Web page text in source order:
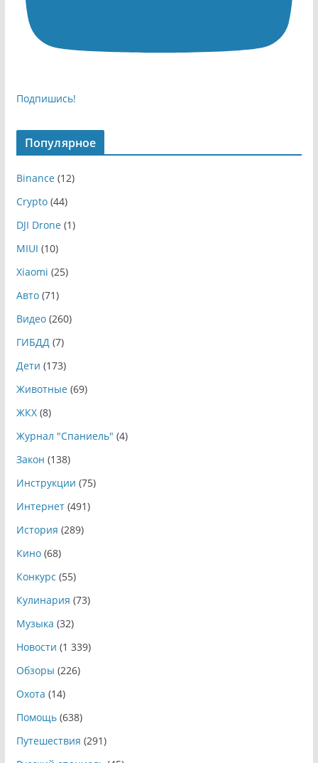
Подпишись!
Популярное
Binance(12)
Crypto(44)
DJI Drone(1)
MIUI (10)
Xiaomi (25)
Авто(71)
Видео(260)
ГИБДД (7)
Дети (173)
Животные(69)
ЖКХ(8)
Журнал "Спаниель" (4)
Закон (138)
Инструкции (75)
Интернет(491)
История (289)
Кино(68)
Конкурс (55)
Кулинария (73)
Музыка (32)
Новости (1 339)
Обзоры (226)
Охота (14)
Помощь(638)
Путешествия (291)